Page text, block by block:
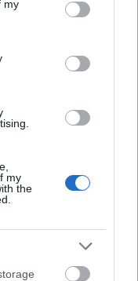
You may click to
third-party tags to
in below Google
my
my
the
A Star Wars
és az
ötvenötödik
hatású filmes
...